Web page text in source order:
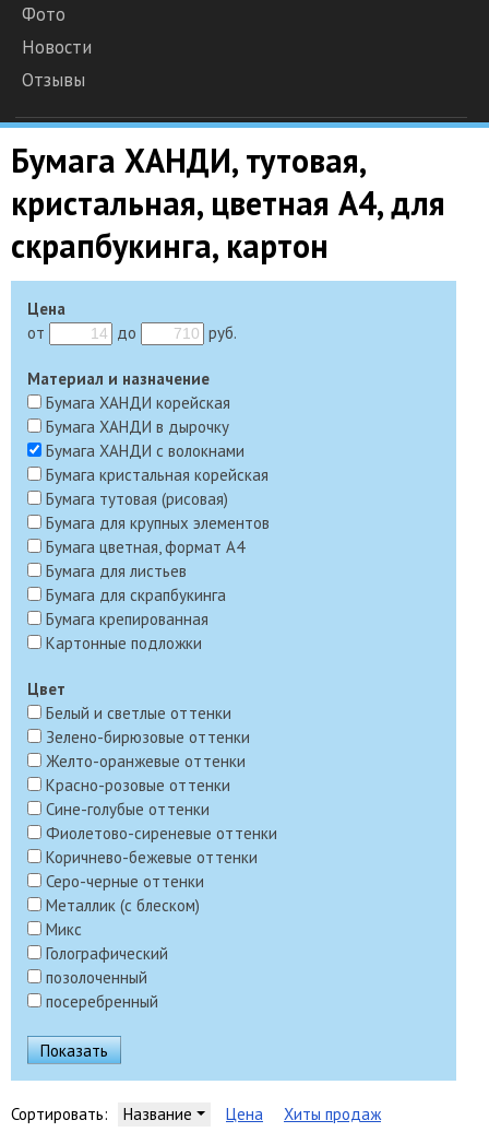
Фото
Новости
Отзывы
Бумага ХАНДИ, тутовая,
кристальная, цветная А4, для
скрапбукинга, картон
Цена
от
до руб.
Материал и назначение
Бумага ХАНДИ корейская
Бумага ХАНДИ в дырочку
Бумага ХАНДИ с волокнами
Бумага кристальная корейская
Бумага тутовая (рисовая)
Бумага для крупных элементов
Бумага цветная, формат А4
Бумага для листьев
Бумага для скрапбукинга
Бумага крепированная
Картонные подложки
Цвет
Белый и светлые оттенки
Зелено-бирюзовые оттенки
Желто-оранжевые оттенки
Красно-розовые оттенки
Сине-голубые оттенки
Фиолетово-сиреневые оттенки
Коричнево-бежевые оттенки
Серо-черные оттенки
Металлик (с блеском)
Микс
Голографический
позолоченный
посеребренный
Сортировать: Название Цена Хиты продаж